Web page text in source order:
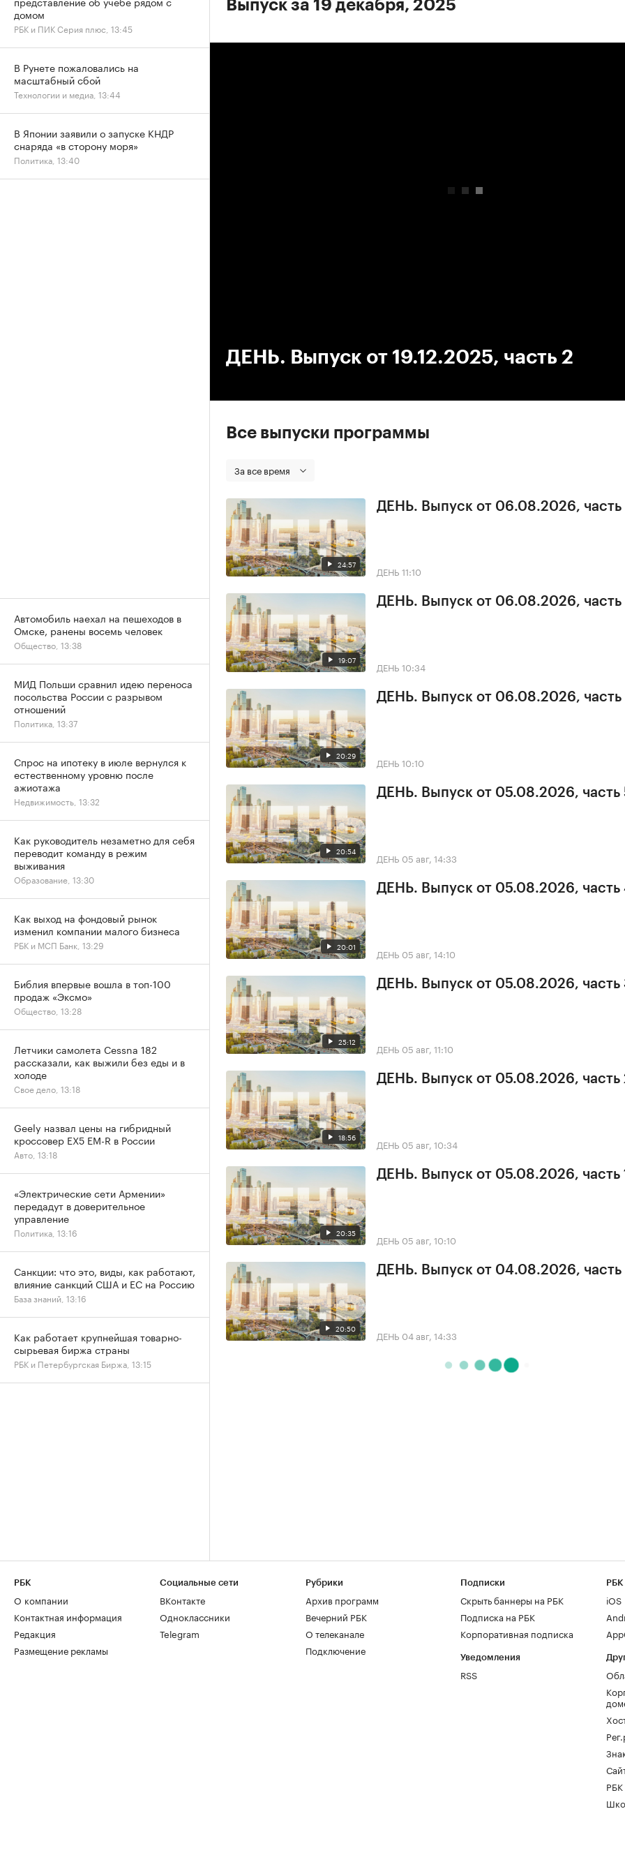
Выпуск за 19 декабря, 2025
ДЕНЬ. Выпуск от 19.12.2025, часть 2
Все выпуски программы
За все время
24:57
ДЕНЬ. Выпуск от 06.08.2026, часть
ДЕНЬ 11:10
19:07
ДЕНЬ. Выпуск от 06.08.2026, часть
ДЕНЬ 10:34
20:29
ДЕНЬ. Выпуск от 06.08.2026, часть
ДЕНЬ 10:10
20:54
ДЕНЬ. Выпуск от 05.08.2026, часть
ДЕНЬ 05 авг, 14:33
20:01
ДЕНЬ. Выпуск от 05.08.2026, часть
ДЕНЬ 05 авг, 14:10
25:12
ДЕНЬ. Выпуск от 05.08.2026, часть
ДЕНЬ 05 авг, 11:10
18:56
ДЕНЬ. Выпуск от 05.08.2026, часть
ДЕНЬ 05 авг, 10:34
20:35
ДЕНЬ. Выпуск от 05.08.2026, часть
ДЕНЬ 05 авг, 10:10
20:50
ДЕНЬ. Выпуск от 04.08.2026, часть
ДЕНЬ 04 авг, 14:33
домом
РБК и ПИК Серия плюс, 13:45
В Рунете пожаловались на
масштабный сбой
Технологии и медиа, 13:44
В Японии заявили о запуске КНДР
снаряда «в сторону моря»
Политика, 13:40
Автомобиль наехал на пешеходов в
Омске, ранены восемь человек
Общество, 13:38
МИД Польши сравнил идею переноса
посольства России с разрывом
отношений
Политика, 13:37
Спрос на ипотеку в июле вернулся к
естественному уровню после
ажиотажа
Недвижимость, 13:32
Как руководитель незаметно для себя
переводит команду в режим
выживания
Образование, 13:30
Как выход на фондовый рынок
изменил компании малого бизнеса
РБК и МСП Банк, 13:29
Библия впервые вошла в топ-100
продаж «Эксмо»
Общество, 13:28
Летчики самолета Cessna 182
рассказали, как выжили без еды и в
холоде
Свое дело, 13:18
Geely назвал цены на гибридный
кроссовер EX5 EM-R в России
Авто, 13:18
«Электрические сети Армении»
передадут в доверительное
управление
Политика, 13:16
Санкции: что это, виды, как работают,
влияние санкций США и ЕС на Россию
База знаний, 13:16
Как работает крупнейшая товарно-
сырьевая биржа страны
РБК и Петербургская Биржа, 13:15
РБК
О компании
Контактная информация
Редакция
Размещение рекламы
Социальные сети
ВКонтакте
Одноклассники
Telegram
Рубрики
Архив программ
Вечерний РБК
О телеканале
Подключение
Подписки
Скрыть баннеры на РБК
Подписка на РБК
Корпоративная подписка
Уведомления
RSS
РБК
iOS